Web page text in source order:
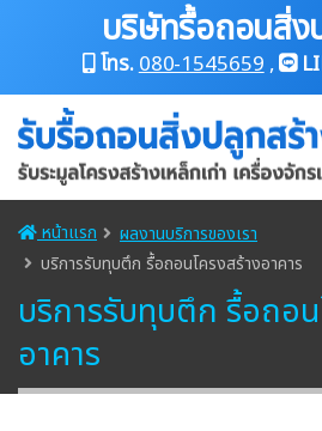
บริษัทรื้อถอนสิ่ง
โทร.080-1545659,
หน้าแรก
ผลงานบริการของเรา
บริการรับทุบตึก รื้อถอนโครงสร้างอาคาร
บริการรับทุบตึก รื้อถอน
อาคาร